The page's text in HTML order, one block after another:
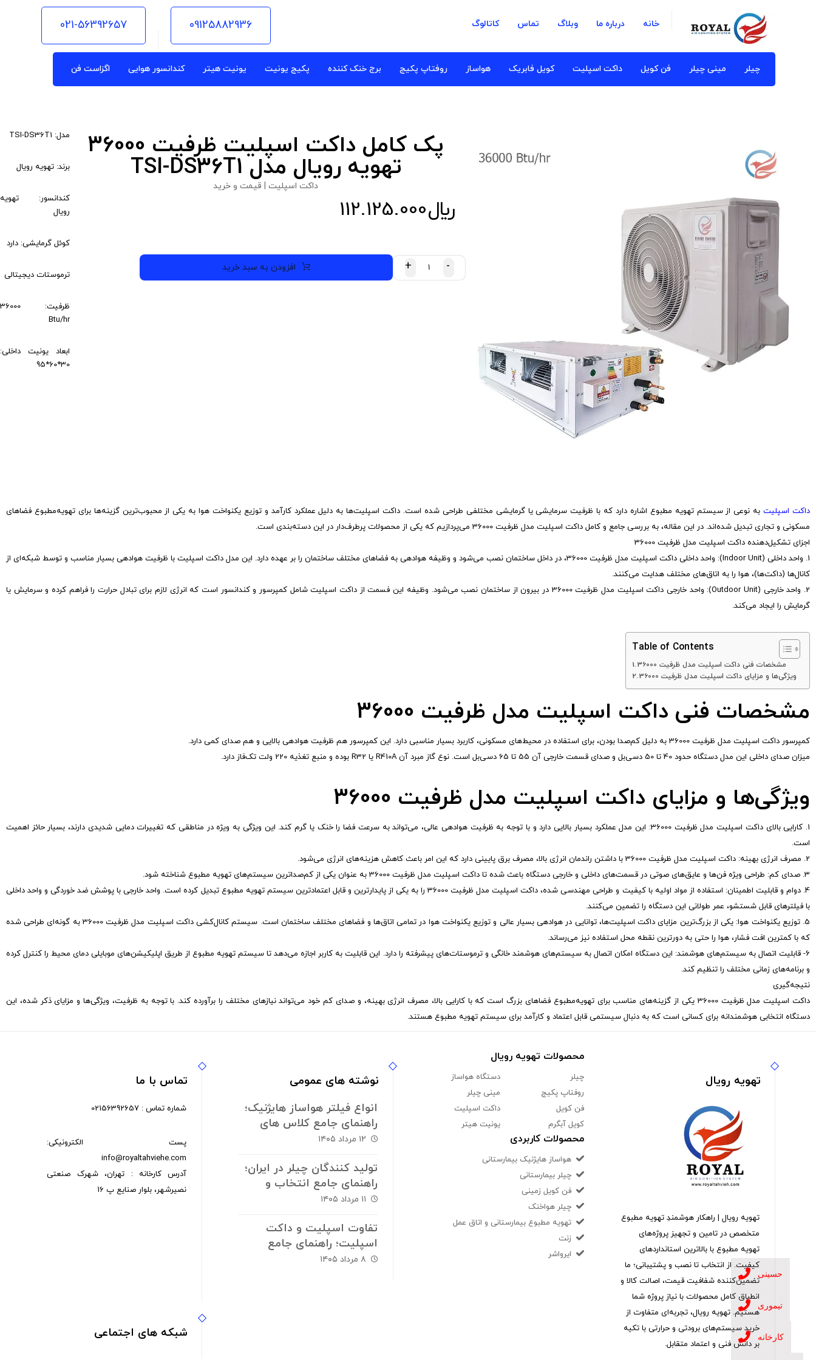
خانه درباره ما وبلاگ تماس کاتالوگ 021-56392657 09125882936
چیلر مینی چیلر فن کویل داکت اسپلیت کویل فابریک هواساز روفتاپ پکیج برج خنک کننده پکیج یونیت یونیت هیتر کندانسور هوایی اگزاست فن
پک کامل داکت اسپلیت ظرفیت 36000
تهویه رویال مدل TSI-DS36T1
داکت اسپلیت | قیمت و خرید
﷼112.125.000
-
+ افزودن به سبد خرید
مدل: TSI-DS36T1
برند: تهویه رویال
کندانسور: تهویه
رویال
کوئل گرمایشی: دارد
ترموستات دیجیتالی
ظرفیت: 36000
Btu/hr
ابعاد یونیت داخلی:
30*60*95
داکت اسپلیتبه نوعی از سیستم‌ تهویه مطبوع اشاره دارد که با ظرفیت سرمایشی یا گرمایشی مختلفی طراحی شده است. داکت اسپلیت‌ها به دلیل عملکرد کارآمد و توزیع یکنواخت هوا به یکی از محبوب‌ترین گزینه‌ها برای تهویه‌مطبوع فضاهای
مسکونی و تجاری تبدیل شده‌اند. در این مقاله، به بررسی جامع و کامل داکت اسپلیت مدل ظرفیت 36000 می‌پردازیم که یکی از محصولات پرطرف‌دار در این دسته‌بندی است.
اجزای تشکیل‌دهنده داکت اسپلیت مدل ظرفیت 36000
1. واحد داخلی (Indoor Unit): واحد داخلی داکت اسپلیت مدل ظرفیت 36000، در داخل ساختمان نصب می‌شود و وظیفه هوادهی به فضاهای مختلف ساختمان را بر عهده دارد. این مدل داکت اسپلیت با ظرفیت هوادهی بسیار مناسب و توسط شبکه‌ای از
کانال‌ها (داکت‌ها)، هوا را به اتاق‌های مختلف هدایت می‌کنند.
2. واحد خارجی (Outdoor Unit): واحد خارجی داکت اسپلیت مدل ظرفیت 36000 در بیرون از ساختمان نصب می‌شود. وظیفه این فسمت از داکت اسپلیت شامل کمپرسور و کندانسور است که انرژی لازم برای تبادل حرارت را فراهم کرده و سرمایش یا
گرمایش را ایجاد می‌کند.
Table of Contents
مشخصات فنی داکت اسپلیت مدل ظرفیت 36000
ویژگی‌ها و مزایای داکت اسپلیت مدل ظرفیت 36000
مشخصات فنی داکت اسپلیت مدل ظرفیت 36000
کمپرسور داکت اسپلیت مدل ظرفیت 36000 به دلیل کم‌صدا بودن، برای استفاده در محیط‌های مسکونی، کاربرد بسیار مناسبی دارد. این کمپرسور هم ظرفیت هوادهی بالایی و هم صدای کمی دارد.
میزان صدای داخلی این مدل دستگاه حدود 40 تا 50 دسی‌بل و صدای قسمت خارجی آن 55 تا 65 دسی‌بل است. نوع گاز مبرد آن R410A یا R32 بوده و منبع تغذیه 220 ولت تک‌فاز دارد.
ویژگی‌ها و مزایای داکت اسپلیت مدل ظرفیت 36000
1. کارایی بالای داکت اسپلیت مدل ظرفیت 36000: این مدل عملکرد بسیار بالایی دارد و با توجه به ظرفیت هوادهی عالی، می‌تواند به سرعت فضا را خنک یا گرم کند. این ویژگی به ویژه در مناطقی که تغییرات دمایی شدیدی دارند، بسیار حائز اهمیت
است.
2. مصرف انرژی بهینه: داکت اسپلیت مدل ظرفیت 36000 با داشتن راندمان انرژی بالا، مصرف برق پایینی دارد که این امر باعث کاهش هزینه‌های انرژی می‌شود.
3. صدای کم: طراحی ویژه فن‌ها و عایق‌های صوتی در قسمت‌های داخلی و خارجی دستگاه باعث شده تا داکت اسپلیت مدل ظرفیت 36000 به عنوان یکی از کم‌صداترین سیستم‌های تهویه مطبوع شناخته شود.
4. دوام و قابلیت اطمینان: استفاده از مواد اولیه با کیفیت و طراحی مهندسی شده، داکت اسپلیت مدل ظرفیت 36000 را به یکی از پایدارترین و قابل اعتمادترین سیستم‌ تهویه مطبوع تبدیل کرده است. واحد خارجی با پوشش ضد خوردگی و واحد داخلی
با فیلترهای قابل شستشو، عمر طولانی این دستگاه را تضمین می‌کنند.
5. توزیع یکنواخت هوا: یکی از بزرگ‌ترین مزایای داکت اسپلیت‌ها، توانایی در هوادهی بسیار عالی و توزیع یکنواخت هوا در تمامی اتاق‌ها و فضاهای مختلف ساختمان است. سیستم کانال‌کشی داکت اسپلیت مدل ظرفیت 36000 به گونه‌ای طراحی شده
که با کمترین افت فشار، هوا را حتی به دورترین نقطه محل استفاده نیز می‌رساند.
6- قابلیت اتصال به سیستم‌های هوشمند: این دستگاه امکان اتصال به سیستم‌های هوشمند خانگی و ترموستات‌های پیشرفته را دارد. این قابلیت به کاربر اجازه می‌دهد تا سیستم‌ تهویه مطبوع از طریق اپلیکیشن‌های موبایلی دمای محیط را کنترل کرده
و برنامه‌های زمانی مختلف را تنظیم کند.
نتیجه‌گیری
داکت اسپلیت مدل ظرفیت 36000 یکی از گزینه‌های مناسب برای تهویه‌مطبوع فضاهای بزرگ است که با کارایی بالا، مصرف انرژی بهینه، و صدای کم خود می‌تواند نیازهای مختلف را برآورده کند. با توجه به ظرفیت، ویژگی‌ها و مزایای ذکر شده، این
دستگاه انتخابی هوشمندانه برای کسانی است که به دنبال سیستمی قابل اعتماد و کارآمد برای سیستم‌ تهویه مطبوع هستند.
تهویه رویال
تهویه رویال | راهکار هوشمندِ تهویه مطبوع
متخصص در تامین و تجهیز پروژه‌های
تهویه مطبوع با بالاترین استانداردهای
کیفیت. از انتخاب تا نصب و پشتیبانی؛ ما
تضمین‌کننده شفافیت قیمت، اصالت کالا و
انطباق کامل محصولات با نیاز پروژه شما
هستیم. تهویه رویال، تجربه‌ای متفاوت از
خرید سیستم‌های برودتی و حرارتی با تکیه
بر دانش فنی و اعتماد متقابل.
محصولات تهویه رویال
چیلر
دستگاه هواساز
روفتاپ پکیج
مینی چیلر
فن کویل
داکت اسپلیت
کویل آبگرم
یونیت هیتر
محصولات کاربردی
هواساز هایژنیک بیمارستانی
چیلر بیمارستانی
فن کویل زمینی
چیلر هواخنک
تهویه مطبوع بیمارستانی و اتاق عمل
زنت
ایرواشر
نوشته های عمومی
انواع فیلتر هواساز هایژنیک؛
راهنمای جامع کلاس های
پاکی و استانداردهای
۱۲ مرداد ۱۴۰۵
تولید کنندگان چیلر در ایران؛
راهنمای جامع انتخاب و
ارزیابی سازندگان سیستم
۱۱ مرداد ۱۴۰۵
تفاوت اسپلیت و داکت
اسپلیت؛ راهنمای جامع
انتخاب سیستم سرمایش و
۸ مرداد ۱۴۰۵
تماس با ما
شماره تماس : 02156392657
پست الکترونیکی:
info@royaltahviehe.com
آدرس کارخانه : تهران، شهرک صنعتی
نصیرشهر، بلوار صنایع پ 16
شبکه های اجتماعی
حسینی
تیموری
کارخانه